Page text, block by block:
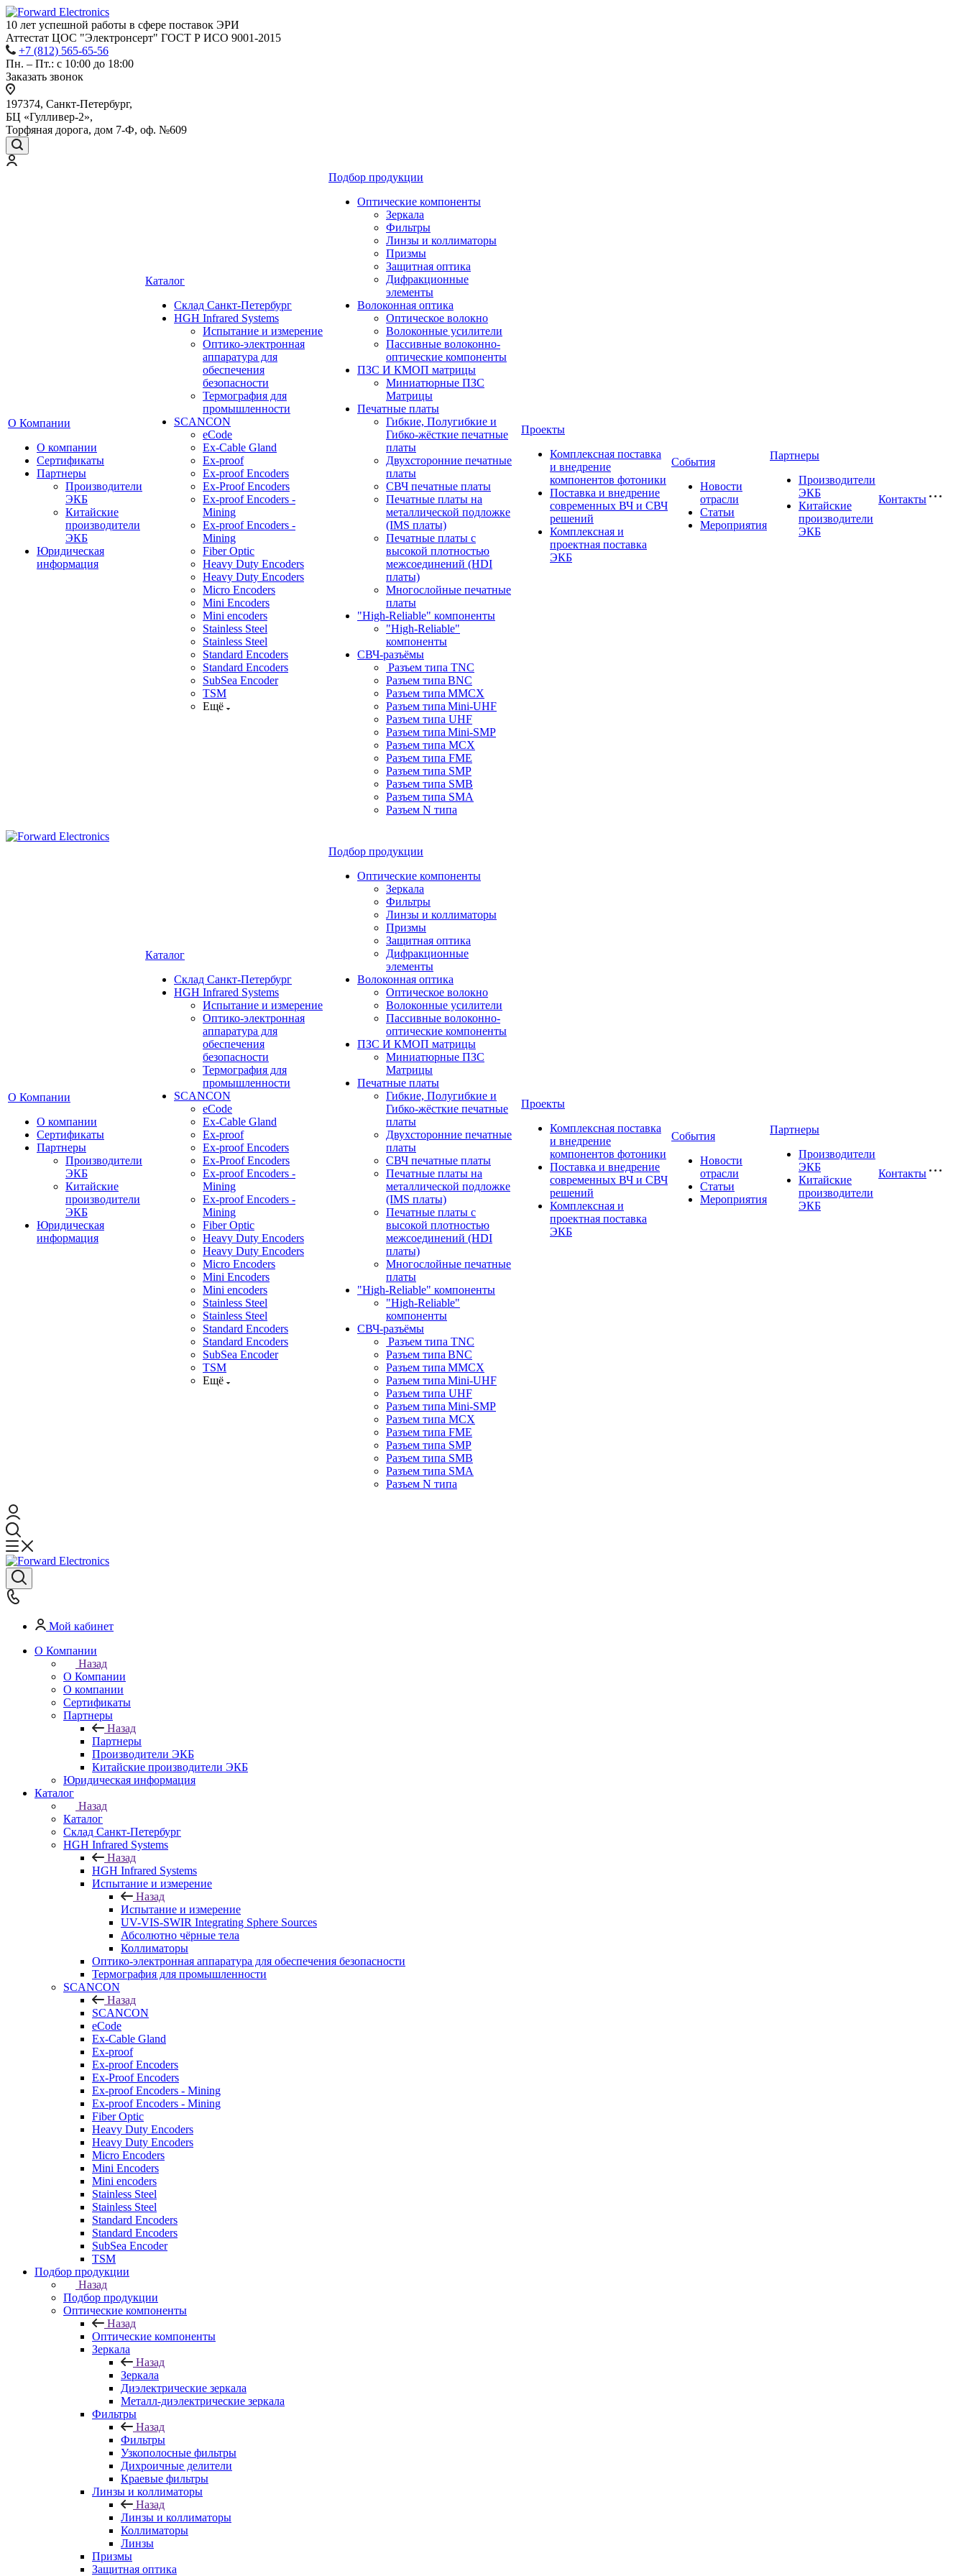
10 лет успешной работы в сфере поставок ЭРИ
Аттестат ЦОС "Электронсерт" ГОСТ Р ИСО 9001-2015
+7 (812) 565-65-56
Пн. – Пт.: с 10:00 до 18:00
Заказать звонок
197374, Санкт-Петербург,
БЦ «Гулливер-2»,
Торфяная дорога, дом 7-Ф, оф. №609
О Компании
О компании
Сертификаты
Партнеры
Производители
ЭКБ
Китайские
производители
ЭКБ
Юридическая
информация
Каталог
Cклад Санкт-Петербург
HGH Infrared Systems
Испытание и измерение
Оптико-электронная
аппаратура для
обеспечения
безопасности
Термография для
промышленности
SCANCON
eCode
Ex-Cable Gland
Ex-proof
Ex-proof Encoders
Ex-Proof Encoders
Ex-proof Encoders -
Mining
Ex-proof Encoders -
Mining
Fiber Optic
Heavy Duty Encoders
Heavy Duty Encoders
Micro Encoders
Mini Encoders
Mini encoders
Stainless Steel
Stainless Steel
Standard Encoders
Standard Encoders
SubSea Encoder
TSM
Ещё
Подбор продукции
Оптические компоненты
Зеркала
Фильтры
Линзы и коллиматоры
Призмы
Защитная оптика
Дифракционные
элементы
Волоконная оптика
Оптическое волокно
Волоконные усилители
Пассивные волоконно-
оптические компоненты
ПЗС И КМОП матрицы
Миниатюрные ПЗС
Матрицы
Печатные платы
Гибкие, Полугибкие и
Гибко-жёсткие печатные
платы
Двухсторонние печатные
платы
СВЧ печатные платы
Печатные платы на
металлической подложке
(IMS платы)
Печатные платы с
высокой плотностью
межсоединений (HDI
платы)
Многослойные печатные
платы
"High-Reliable" компоненты
"High-Reliable"
компоненты
СВЧ-разъёмы
Разъем типа TNC
Разъем типа BNC
Разъем типа MMCX
Разъем типа Mini-UHF
Разъем типа UHF
Разъем типа Mini-SMP
Разъем типа MCX
Разъем типа FME
Разъем типа SMP
Разъем типа SMB
Разъем типа SMA
Разъем N типа
Проекты
Комплексная поставка
и внедрение
компонентов фотоники
Поставка и внедрение
современных ВЧ и СВЧ
решений
Комплексная и
проектная поставка
ЭКБ
События
Новости
отрасли
Статьи
Мероприятия
Партнеры
Производители
ЭКБ
Китайские
производители
ЭКБ
Контакты
О Компании
О компании
Сертификаты
Партнеры
Производители
ЭКБ
Китайские
производители
ЭКБ
Юридическая
информация
Каталог
Cклад Санкт-Петербург
HGH Infrared Systems
Испытание и измерение
Оптико-электронная
аппаратура для
обеспечения
безопасности
Термография для
промышленности
SCANCON
eCode
Ex-Cable Gland
Ex-proof
Ex-proof Encoders
Ex-Proof Encoders
Ex-proof Encoders -
Mining
Ex-proof Encoders -
Mining
Fiber Optic
Heavy Duty Encoders
Heavy Duty Encoders
Micro Encoders
Mini Encoders
Mini encoders
Stainless Steel
Stainless Steel
Standard Encoders
Standard Encoders
SubSea Encoder
TSM
Ещё
Подбор продукции
Оптические компоненты
Зеркала
Фильтры
Линзы и коллиматоры
Призмы
Защитная оптика
Дифракционные
элементы
Волоконная оптика
Оптическое волокно
Волоконные усилители
Пассивные волоконно-
оптические компоненты
ПЗС И КМОП матрицы
Миниатюрные ПЗС
Матрицы
Печатные платы
Гибкие, Полугибкие и
Гибко-жёсткие печатные
платы
Двухсторонние печатные
платы
СВЧ печатные платы
Печатные платы на
металлической подложке
(IMS платы)
Печатные платы с
высокой плотностью
межсоединений (HDI
платы)
Многослойные печатные
платы
"High-Reliable" компоненты
"High-Reliable"
компоненты
СВЧ-разъёмы
Разъем типа TNC
Разъем типа BNC
Разъем типа MMCX
Разъем типа Mini-UHF
Разъем типа UHF
Разъем типа Mini-SMP
Разъем типа MCX
Разъем типа FME
Разъем типа SMP
Разъем типа SMB
Разъем типа SMA
Разъем N типа
Проекты
Комплексная поставка
и внедрение
компонентов фотоники
Поставка и внедрение
современных ВЧ и СВЧ
решений
Комплексная и
проектная поставка
ЭКБ
События
Новости
отрасли
Статьи
Мероприятия
Партнеры
Производители
ЭКБ
Китайские
производители
ЭКБ
Контакты
Мой кабинет
О Компании
Назад
О Компании
О компании
Сертификаты
Партнеры
Назад
Партнеры
Производители ЭКБ
Китайские производители ЭКБ
Юридическая информация
Каталог
Назад
Каталог
Cклад Санкт-Петербург
HGH Infrared Systems
Назад
HGH Infrared Systems
Испытание и измерение
Назад
Испытание и измерение
UV-VIS-SWIR Integrating Sphere Sources
Абсолютно чёрные тела
Коллиматоры
Оптико-электронная аппаратура для обеспечения безопасности
Термография для промышленности
SCANCON
Назад
SCANCON
eCode
Ex-Cable Gland
Ex-proof
Ex-proof Encoders
Ex-Proof Encoders
Ex-proof Encoders - Mining
Ex-proof Encoders - Mining
Fiber Optic
Heavy Duty Encoders
Heavy Duty Encoders
Micro Encoders
Mini Encoders
Mini encoders
Stainless Steel
Stainless Steel
Standard Encoders
Standard Encoders
SubSea Encoder
TSM
Подбор продукции
Назад
Подбор продукции
Оптические компоненты
Назад
Оптические компоненты
Зеркала
Назад
Зеркала
Диэлектрические зеркала
Металл-диэлектрические зеркала
Фильтры
Назад
Фильтры
Узкополосные фильтры
Дихроичные делители
Краевые фильтры
Линзы и коллиматоры
Назад
Линзы и коллиматоры
Коллиматоры
Линзы
Призмы
Защитная оптика